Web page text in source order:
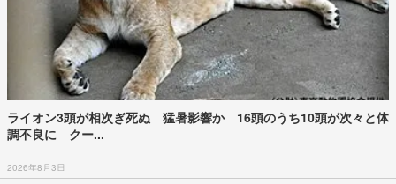
ライオン3頭が相次ぎ死ぬ 猛暑影響か 16頭のうち10頭が次々と体
調不良に クー...
2026年8月3日